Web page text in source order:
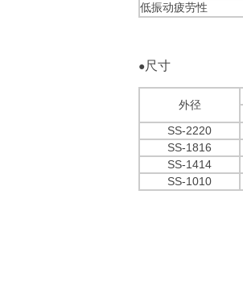
低振动疲劳性
●尺寸
外径
SS-2220
SS-1816
SS-1414
SS-1010